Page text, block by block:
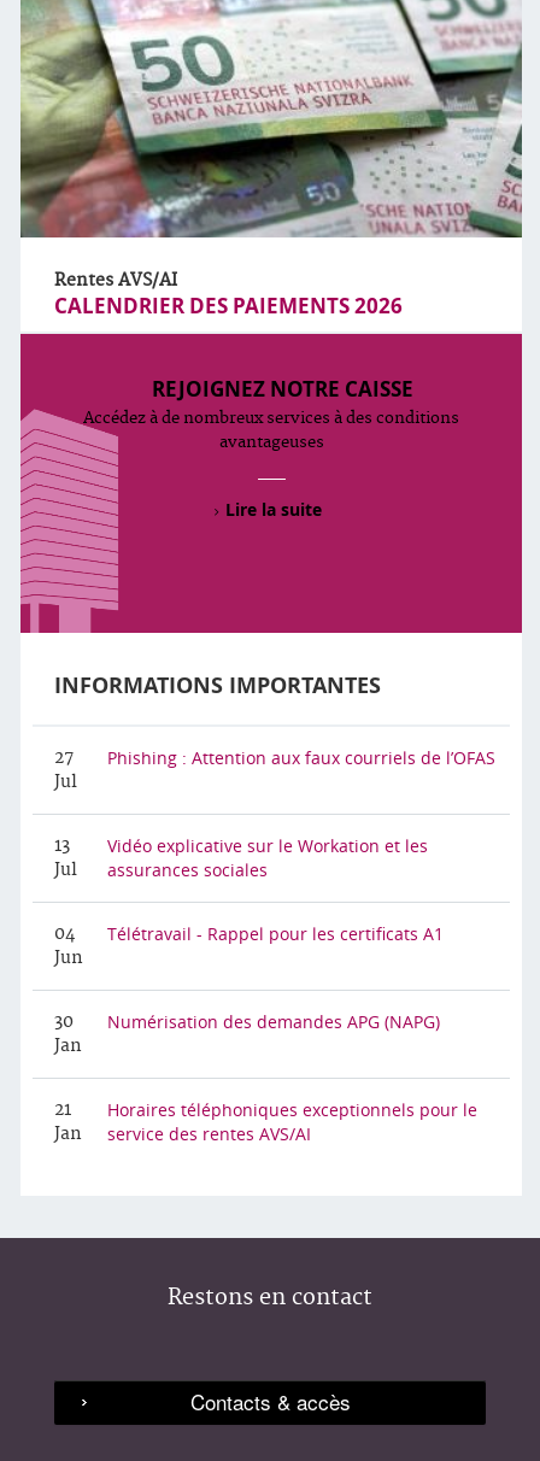
Rentes AVS/AI
CALENDRIER DES PAIEMENTS 2026
REJOIGNEZ NOTRE CAISSE
Accédez à de nombreux services à des conditions
avantageuses
Lire la suite
INFORMATIONS IMPORTANTES
27
Jul
Phishing : Attention aux faux courriels de l’OFAS
13
Jul
Vidéo explicative sur le Workation et les
assurances sociales
04
Jun
Télétravail - Rappel pour les certificats A1
30
Jan
Numérisation des demandes APG (NAPG)
21
Jan
Horaires téléphoniques exceptionnels pour le
service des rentes AVS/AI
Restons en contact